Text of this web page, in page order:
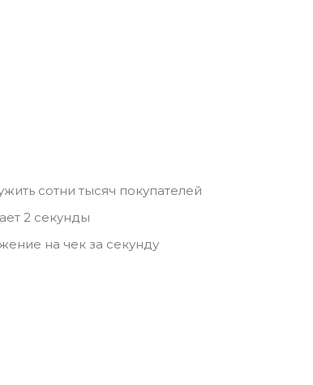
сотни тысяч покупателей
2 секунды
на чек за секунду